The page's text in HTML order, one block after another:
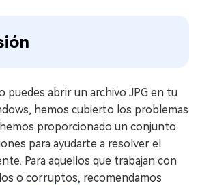
puedes abrir un archivo JPG en tu
hemos cubierto los problemas
proporcionado un conjunto
para ayudarte a resolver el
Para aquellos que trabajan con
o corruptos, recomendamos